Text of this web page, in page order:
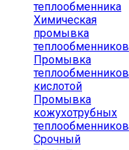
теплообменника
Химическая
промывка
теплообменников
Промывка
теплообменников
кислотой
Промывка
кожухотрубных
теплообменников
Срочный